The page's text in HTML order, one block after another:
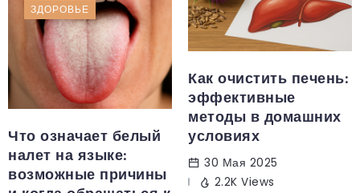
Как очистить печень:
эффективные
методы в домашних
условиях
30 Мая 2025
2.2K Views
ЗДОРОВЬЕ
Что означает белый
налет на языке:
возможные причины